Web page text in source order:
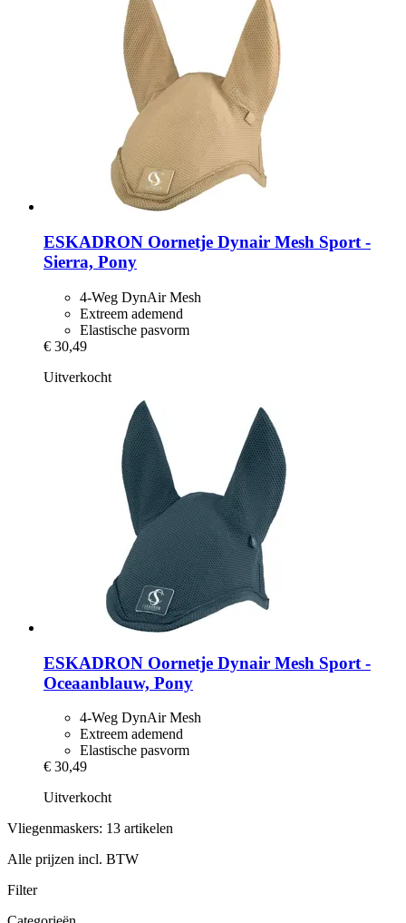
ESKADRON Oornetje Dynair Mesh Sport -​
Sierra, Pony
4-Weg DynAir Mesh
Extreem ademend
Elastische pasvorm
€ 30,49
Uitverkocht
ESKADRON Oornetje Dynair Mesh Sport -​
Oceaanblauw, Pony
4-Weg DynAir Mesh
Extreem ademend
Elastische pasvorm
€ 30,49
Uitverkocht
Vliegenmaskers: 13 artikelen
Alle prijzen incl. BTW
Filter